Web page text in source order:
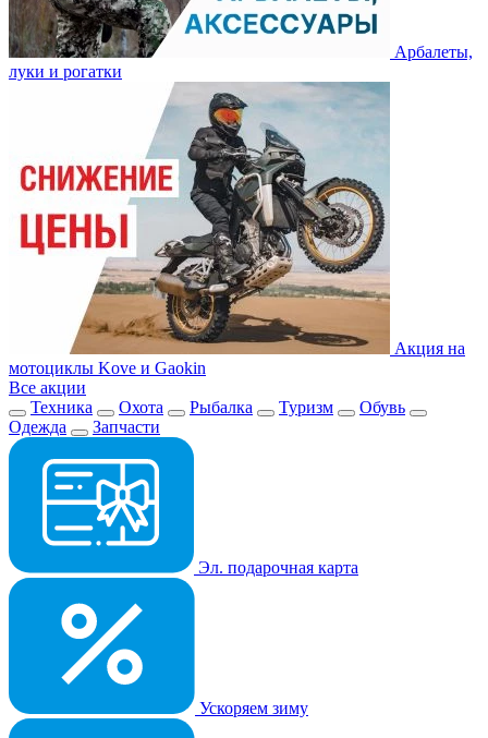
Арбалеты,
луки и рогатки
Акция на
мотоциклы Kove и Gaokin
Все акции
Техника
Охота Рыбалка Туризм
Обувь
Одежда
Запчасти
Эл. подарочная карта
Ускоряем зиму